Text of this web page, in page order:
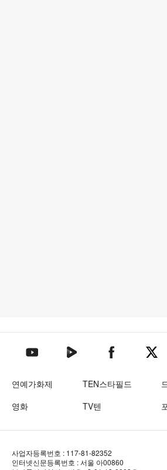
텐아시아 유튜브텐아시아 네이버TV텐아시아 페이스
텐아
연예가화제 TEN스타필드
영화
TV텐
사업자등록번호 : 117-81-82352
인터넷신문등록번호 : 서울 아00860